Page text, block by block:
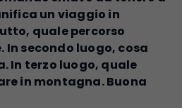
un viaggio in
quale percorso
In secondo luogo, cosa
In terzo luogo, quale
in montagna. Buona